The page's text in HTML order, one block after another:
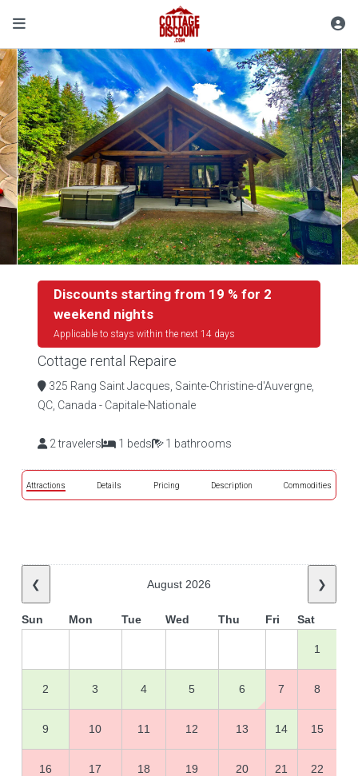
Discounts starting from 19 % for 2
weekend nights
Applicable to stays within the next 14 days
Cottage rental Repaire
325 Rang Saint Jacques, Sainte-Christine-d'Auvergne,
QC, Canada - Capitale-Nationale
2 travelers 1 beds 1 bathrooms
Attractions Details Pricing Description Commodities
❮ August 2026 ❯
Sun Mon Tue Wed Thu Fri Sat
1
2 3 4 5 6 7 8
9 10 11 12 13 14 15
16 17 18 19 20 21 22